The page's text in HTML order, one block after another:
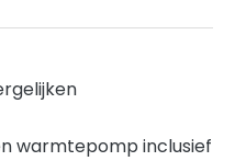
warmtepomp inclusief